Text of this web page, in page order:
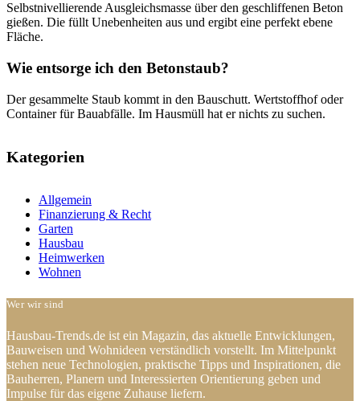
Selbstnivellierende Ausgleichsmasse über den geschliffenen Beton
gießen. Die füllt Unebenheiten aus und ergibt eine perfekt ebene
Fläche.
Wie entsorge ich den Betonstaub?
Der gesammelte Staub kommt in den Bauschutt. Wertstoffhof oder
Container für Bauabfälle. Im Hausmüll hat er nichts zu suchen.
Kategorien
Allgemein
Finanzierung & Recht
Garten
Hausbau
Heimwerken
Wohnen
Wer wir sind
Hausbau-Trends.de ist ein Magazin, das aktuelle Entwicklungen,
Bauweisen und Wohnideen verständlich vorstellt. Im Mittelpunkt
stehen neue Technologien, praktische Tipps und Inspirationen, die
Bauherren, Planern und Interessierten Orientierung geben und
Impulse für das eigene Zuhause liefern.